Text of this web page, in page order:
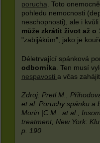
porucha. Toto
pohledu nemocnosti
neschopnosti), ale i
může zkrátit život až o
"zabijákům", jako je
Déletrvající spánková
odborníka . Ten musí
nespavosti a včas
Zdroj: Pretl M.,
et al. Poruchy spánku a
Morin |C.M.. at al.,
treatment, New York:
p. 190